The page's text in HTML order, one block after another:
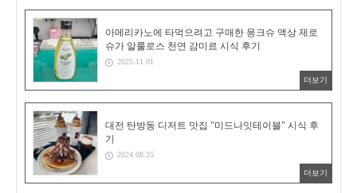
아메리카노에 타먹으려고 구매한 몽크슈 액상 제로
슈가 알룰로스 천연 감미료 시식 후기
2025.11.01
더보기
대전 탄방동 디저트 맛집 "미드나잇테이블" 시식 후
기
2024.08.25
더보기